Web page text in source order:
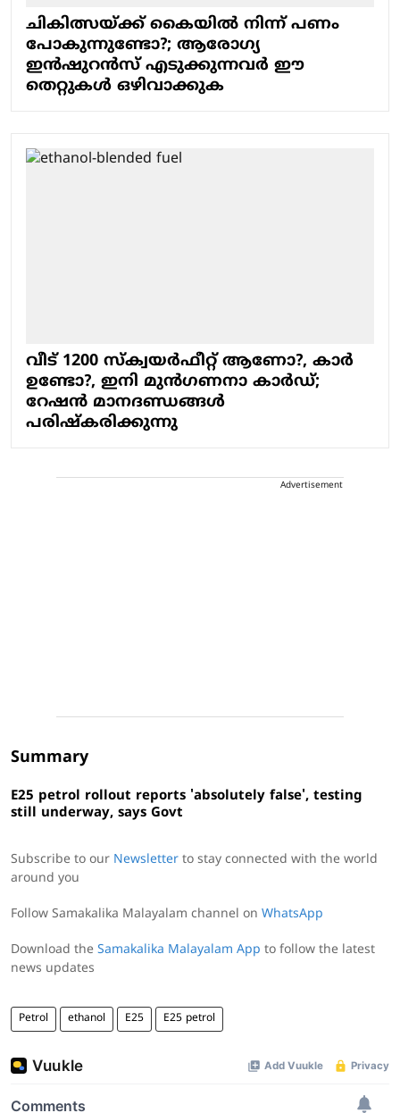
ചികിത്സയ്ക്ക് കൈയില്‍ നിന്ന് പണം
പോകുന്നുണ്ടോ?; ആരോഗ്യ
ഇന്‍ഷുറന്‍സ് എടുക്കുന്നവര്‍ ഈ
തെറ്റുകള്‍ ഒഴിവാക്കുക
വീട് 1200 സ്‌ക്വയര്‍ഫീറ്റ് ആണോ?, കാര്‍
ഉണ്ടോ?, ഇനി മുന്‍ഗണനാ കാര്‍ഡ്;
റേഷന്‍ മാനദണ്ഡങ്ങള്‍
പരിഷ്‌കരിക്കുന്നു
Advertisement
Summary
E25 petrol rollout reports 'absolutely false', testing
still underway, says Govt
Subscribe to our Newsletter to stay connected with the world
around you
Follow Samakalika Malayalam channel on WhatsApp
Download the Samakalika Malayalam App to follow the latest
news updates
Petrol ethanol E25 E25 petrol